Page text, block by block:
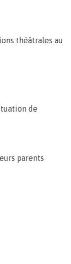
théâtrales au
de
parents